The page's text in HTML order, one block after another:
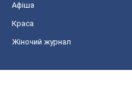
Афіша
Краса
Жіночий журнал